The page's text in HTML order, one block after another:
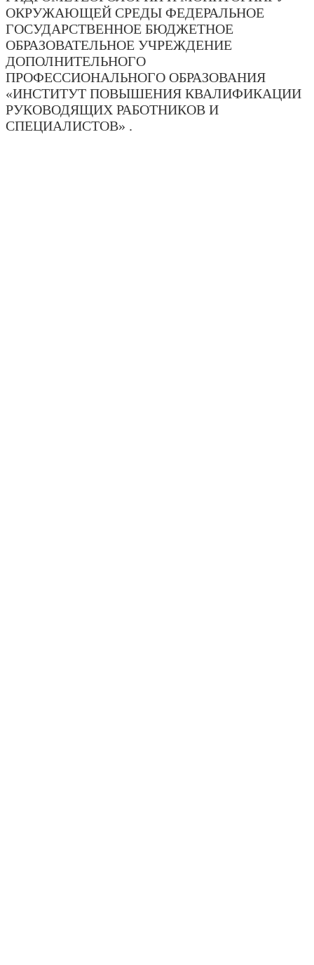
ОКРУЖАЮЩЕЙ СРЕДЫ ФЕДЕРАЛЬНОЕ
ГОСУДАРСТВЕННОЕ БЮДЖЕТНОЕ
ОБРАЗОВАТЕЛЬНОЕ УЧРЕЖДЕНИЕ
ДОПОЛНИТЕЛЬНОГО
ПРОФЕССИОНАЛЬНОГО ОБРАЗОВАНИЯ
«ИНСТИТУТ ПОВЫШЕНИЯ КВАЛИФИКАЦИИ
РУКОВОДЯЩИХ РАБОТНИКОВ И
СПЕЦИАЛИСТОВ» .